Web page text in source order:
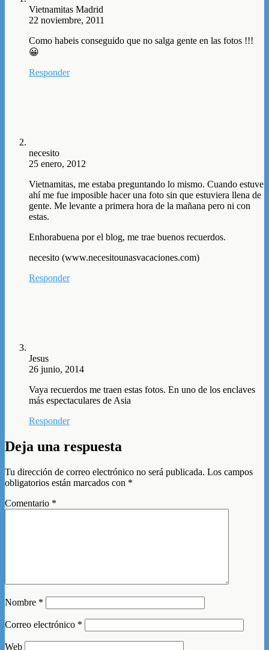
Vietnamitas Madrid
22 noviembre, 2011
Como habeis conseguido que no salga gente en las fotos !!!
😀
Responder
necesito
25 enero, 2012
Vietnamitas, me estaba preguntando lo mismo. Cuando estuve
ahí me fue imposible hacer una foto sin que estuviera llena de
gente. Me levante a primera hora de la mañana pero ni con
estas.
Enhorabuena por el blog, me trae buenos recuerdos.
necesito (www.necesitounasvacaciones.com)
Responder
Jesus
26 junio, 2014
Vaya recuerdos me traen estas fotos. En uno de los enclaves
más espectaculares de Asia
Responder
Deja una respuesta
Tu dirección de correo electrónico no será publicada. Los campos
obligatorios están marcados con *
Comentario *
Nombre *
Correo electrónico *
Web